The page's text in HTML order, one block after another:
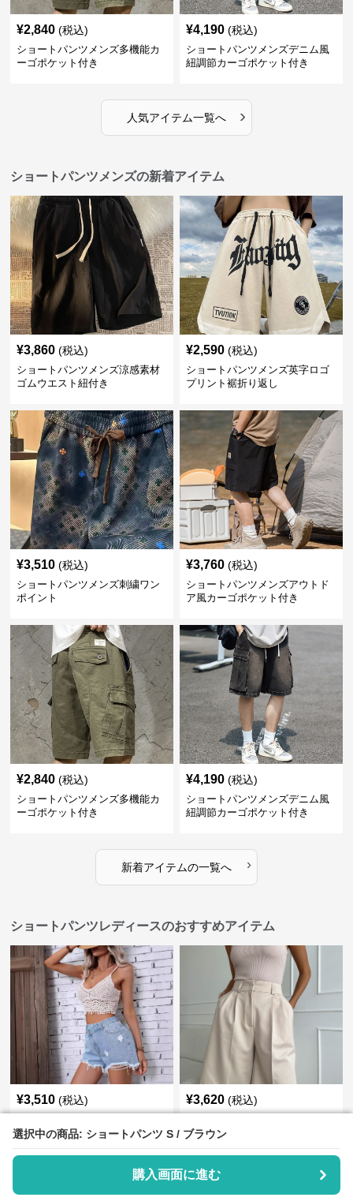
選択中の商品: ショートパンツ S / ブラウン
購入画面に進む
選択中の商品: ショートパンツ S / ブラウン
購入画面に進む
¥2,840 (税込)
ショートパンツメンズ多機能カ
ーゴポケット付き
¥4,190 (税込)
ショートパンツメンズデニム風
紐調節カーゴポケット付き
人気アイテム一覧へ ›
ショートパンツメンズの新着アイテム
¥3,860 (税込)
ショートパンツメンズ涼感素材
ゴムウエスト紐付き
¥2,590 (税込)
ショートパンツメンズ英字ロゴ
プリント裾折り返し
¥3,510 (税込)
ショートパンツメンズ刺繍ワン
ポイント
¥3,760 (税込)
ショートパンツメンズアウトド
ア風カーゴポケット付き
¥2,840 (税込)
ショートパンツメンズ多機能カ
ーゴポケット付き
¥4,190 (税込)
ショートパンツメンズデニム風
紐調節カーゴポケット付き
新着アイテムの一覧へ ›
ショートパンツレディースのおすすめアイテム
¥3,510 (税込)
フリンジデニムショートパンツ
¥3,620 (税込)
フ丈レディースタックショート
パンツ